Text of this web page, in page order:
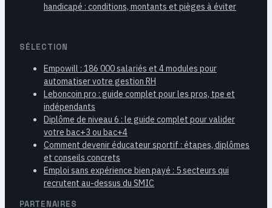
handicapé : conditions, montants et pièges à éviter
SÉLECTION
Empowill : 186 000 salariés et 4 modules pour
automatiser votre gestion RH
Leboncoin pro : guide complet pour les pros, tpe et
indépendants
Diplôme de niveau 6 : le guide complet pour valider
votre bac+3 ou bac+4
Comment devenir éducateur sportif : étapes, diplômes
et conseils concrets
Emploi sans expérience bien payé : 5 secteurs qui
recrutent au-dessus du SMIC
PARTENAIRES